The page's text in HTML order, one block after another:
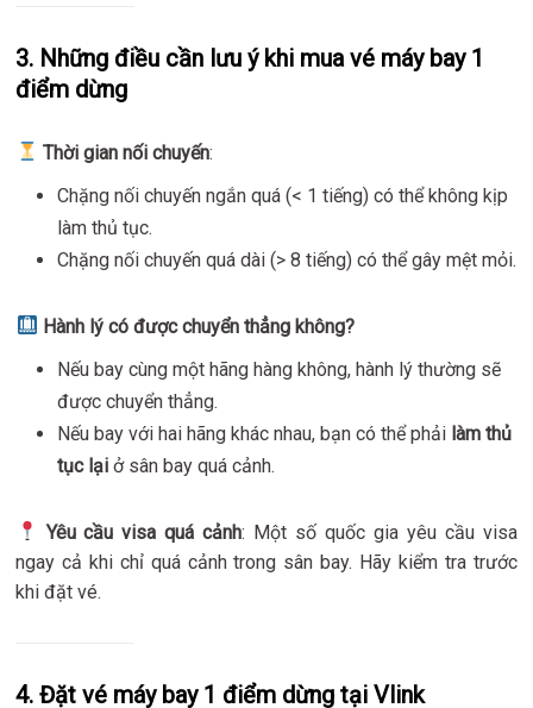
3. Những điều cần lưu ý khi mua vé máy bay 1
điểm dừng
Thời gian nối chuyến:
Chặng nối chuyến ngắn quá (< 1 tiếng) có thể không kịp
làm thủ tục.
Chặng nối chuyến quá dài (> 8 tiếng) có thể gây mệt mỏi.
Hành lý có được chuyển thẳng không?
Nếu bay cùng một hãng hàng không, hành lý thường sẽ
được chuyển thẳng.
Nếu bay với hai hãng khác nhau, bạn có thể phải làm thủ
tục lại ở sân bay quá cảnh.
Yêu cầu visa quá cảnh: Một số quốc gia yêu cầu visa
ngay cả khi chỉ quá cảnh trong sân bay. Hãy kiểm tra trước
khi đặt vé.
4. Đặt vé máy bay 1 điểm dừng tại Vlink